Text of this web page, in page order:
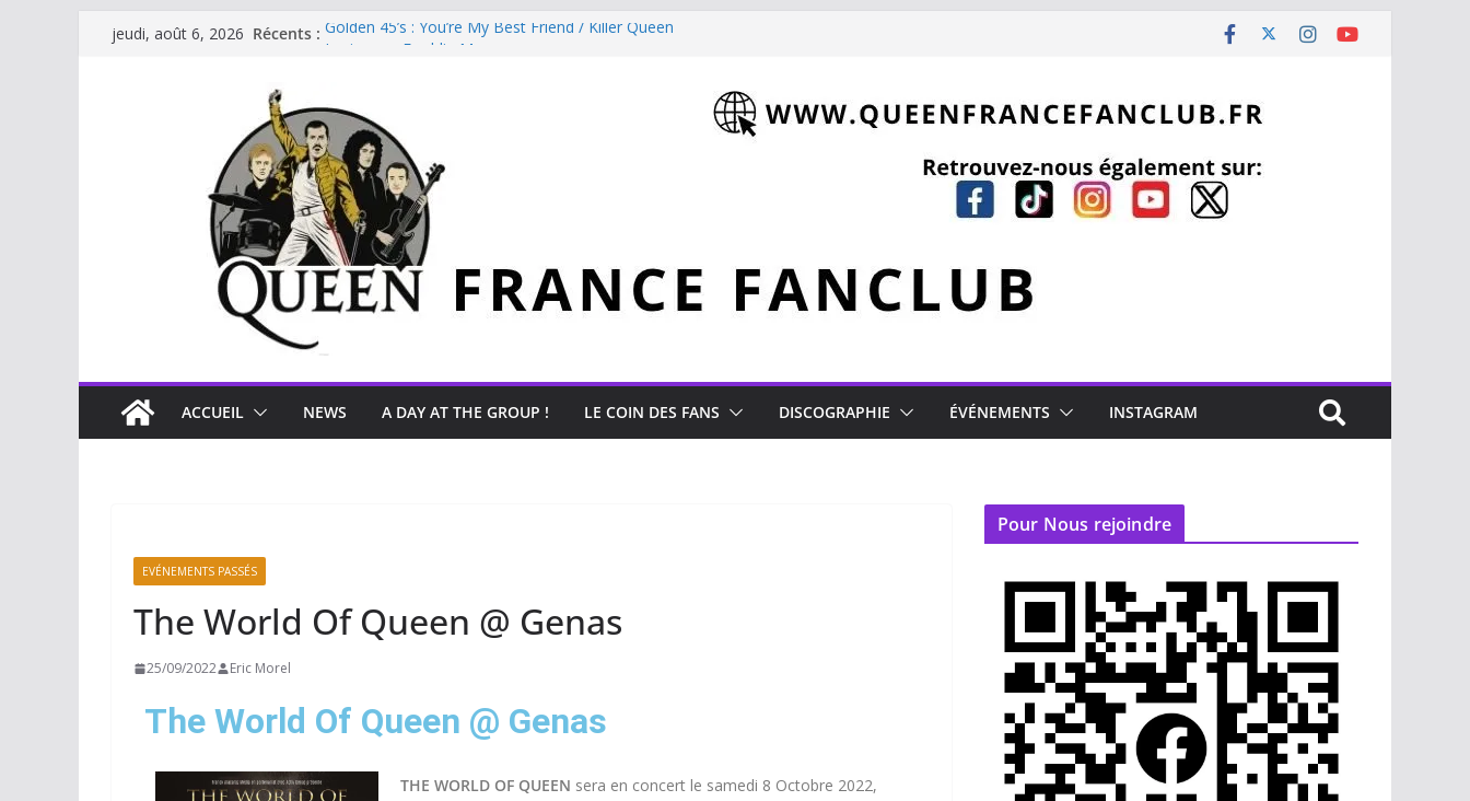
jeudi, août 6, 2026 Récents : Golden 45’s : You’re My Best Friend / Killer Queen
Queen à Fréjus 1986
ACCUEIL NEWS A DAY AT THE GROUP ! LE COIN DES FANS DISCOGRAPHIE ÉVÉNEMENTS INSTAGRAM
EVÉNEMENTS PASSÉS
The World Of Queen @ Genas
25/09/2022 Eric Morel
The World Of Queen @ Genas
THE WORLD OF QUEEN sera en concert le samedi 8 Octobre 2022,
Pour Nous rejoindre